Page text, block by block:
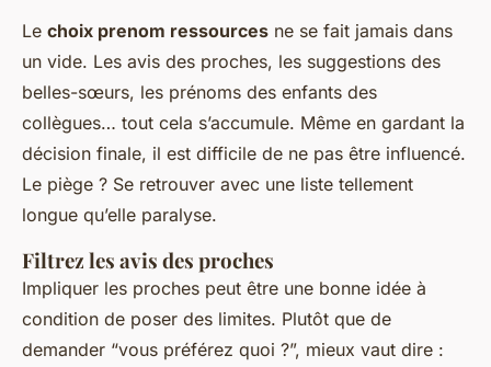
Le choix prenom ressources ne se fait jamais dans
un vide. Les avis des proches, les suggestions des
belles-sœurs, les prénoms des enfants des
collègues… tout cela s’accumule. Même en gardant la
décision finale, il est difficile de ne pas être influencé.
Le piège ? Se retrouver avec une liste tellement
longue qu’elle paralyse.
Filtrez les avis des proches
Impliquer les proches peut être une bonne idée à
condition de poser des limites. Plutôt que de
demander “vous préférez quoi ?”, mieux vaut dire :